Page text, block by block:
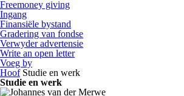
Freemoney giving
Ingang
Finansiële bystand
Gradering van fondse
Verwyder advertensie
Write an open letter
Voeg by
Hoof Studie en werk
Studie en werk